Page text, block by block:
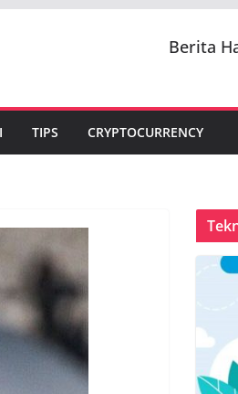
Berita
TIPS CRYPTOCURRENCY